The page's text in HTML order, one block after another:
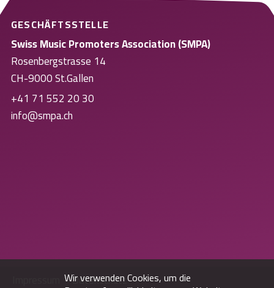
GESCHÄFTSSTELLE
Swiss Music Promoters Association (SMPA)
Rosenbergstrasse 14
CH-9000 St.Gallen
+41 71 552 20 30
info@smpa.ch
Datenschutz
Wir verwenden Cookies, um die